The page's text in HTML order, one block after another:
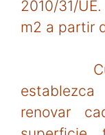
2010/31/
m2 a partir
renovar